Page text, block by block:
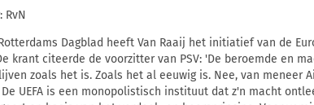
RvN
Dagblad heeft Van Raaij het initiatief van de
krant citeerde de voorzitter van PSV: 'De beroemde en
zoals het is. Zoals het al eeuwig is. Nee, van meneer
UEFA is een monopolistisch instituut dat z'n macht